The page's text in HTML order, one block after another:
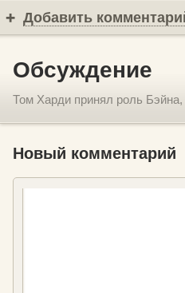
Добавить
Обсуждение
Том Харди принял роль Бэйна,
Новый комментарий